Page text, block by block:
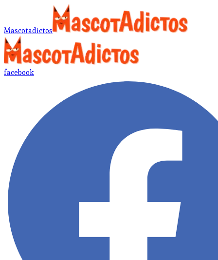
Mascotadictos
facebook